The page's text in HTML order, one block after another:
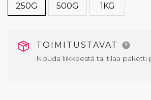
250G
500G 1KG
TOIMITUSTAVAT
Nouda liikkeestä tai tilaa paketti